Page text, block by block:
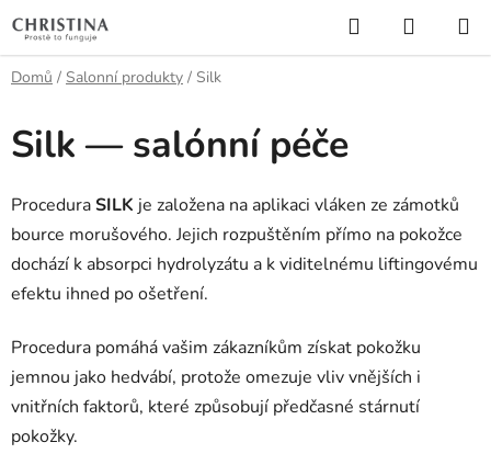
na
obsah
Hledat
KOŠÍK
Domů / Salonní produkty / Silk
Silk — salónní péče
ProceduraSILK je založena na aplikaci vláken ze zámotků
bource morušového. Jejich rozpuštěním přímo na pokožce
dochází k absorpci hydrolyzátu a k viditelnému liftingovému
efektu ihned po ošetření.
Procedura pomáhá vašim zákazníkům získat pokožku
jemnou jako hedvábí, protože omezuje vliv vnějších i
vnitřních faktorů, které způsobují předčasné stárnutí
pokožky.